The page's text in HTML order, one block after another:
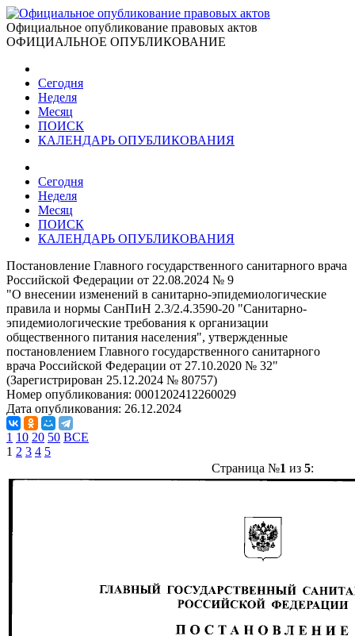
Официальное опубликование правовых актов
ОФИЦИАЛЬНОЕ ОПУБЛИКОВАНИЕ
Сегодня
Неделя
Месяц
ПОИСК
КАЛЕНДАРЬ ОПУБЛИКОВАНИЯ
Сегодня
Неделя
Месяц
ПОИСК
КАЛЕНДАРЬ ОПУБЛИКОВАНИЯ
Постановление Главного государственного санитарного врача
Российской Федерации от 22.08.2024 № 9
"О внесении изменений в санитарно-эпидемиологические
правила и нормы СанПиН 2.3/2.4.3590-20 "Санитарно-
эпидемиологические требования к организации
общественного питания населения", утвержденные
постановлением Главного государственного санитарного
врача Российской Федерации от 27.10.2020 № 32"
(Зарегистрирован 25.12.2024 № 80757)
Номер опубликования: 0001202412260029
Дата опубликования: 26.12.2024
1 10 20 50 ВСЕ
1 2 3 4 5
Страница №1 из 5: